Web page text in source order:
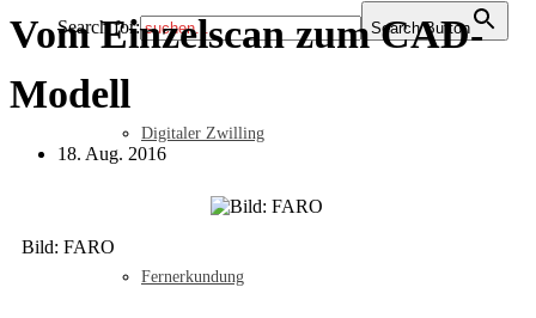
Digitaler Zwilling
Fernerkundung
Search for: Search Button
Vom Einzelscan zum CAD-
Modell
18. Aug. 2016
Bild: FARO